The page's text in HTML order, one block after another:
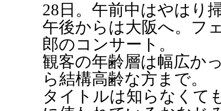
28日。午前中はやはり
午後からは大阪へ。フ
郎のコンサート。
観客の年齢層は幅広か
ら結構高齢な方まで。
タイトルは知らなくて